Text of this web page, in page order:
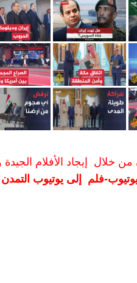
خلال إيجاد الأفلام الجيدة
فلم إلى يوتيوب التمدن